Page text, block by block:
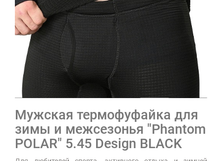
Мужская термофуфайка для
зимы и межсезонья "Phantom
POLAR" 5.45 Design BLACK